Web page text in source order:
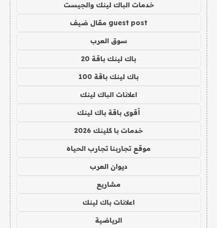
خدمات الباك لينك والجيست
guest post مقال ضيف
سوق العرب
باك لينك باقة 20
باك لينك باقة 100
اعلانات الباك لينك
أقوى باقة باك لينك
خدمات با كلينك 2026
موقع تجاربنا تجارب الحياه
ديوان العرب
مشاريع
اعلانات باك لينك
الرياضية